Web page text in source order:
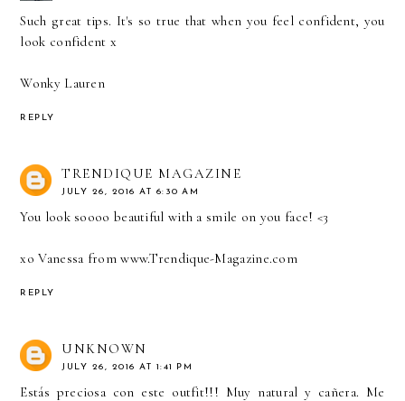
Such great tips. It's so true that when you feel confident, you
look confident x
Wonky Lauren
REPLY
TRENDIQUE MAGAZINE
JULY 26, 2016 AT 6:30 AM
You look soooo beautiful with a smile on you face! <3
xo Vanessa fromwww.Trendique-Magazine.com
REPLY
UNKNOWN
JULY 26, 2016 AT 1:41 PM
Estás preciosa con este outfit!!! Muy natural y cañera. Me